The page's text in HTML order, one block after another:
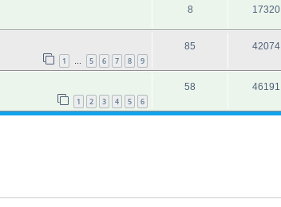
8 17320
1 … 5 6 7 8 9
85 42074
1 2 3 4 5 6
58 46191